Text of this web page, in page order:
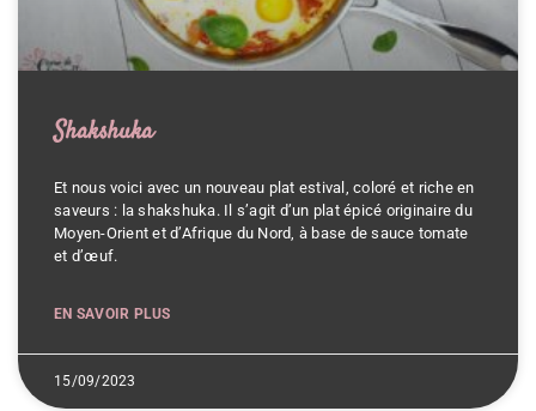
Shakshuka
Et nous voici avec un nouveau plat estival, coloré et riche en
saveurs : la shakshuka. Il s’agit d’un plat épicé originaire du
Moyen-Orient et d’Afrique du Nord, à base de sauce tomate
et d’œuf.
EN SAVOIR PLUS
15/09/2023